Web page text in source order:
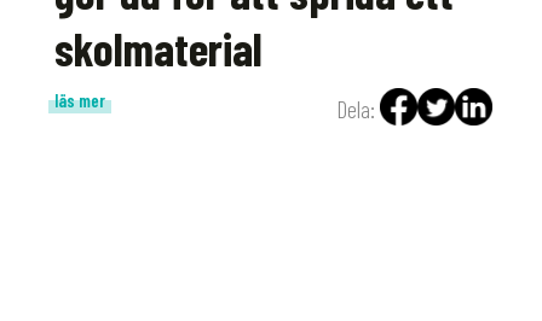
skolmaterial
läs mer Dela: